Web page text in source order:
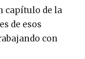
capítulo de la
de esos
con